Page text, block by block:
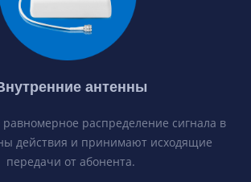
антенны
распределение сигнала в
действия и принимают исходящие
передачи от абонента.